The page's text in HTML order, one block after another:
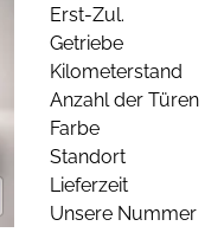
Erst-Zul.
Getriebe
Kilometerstand
Anzahl der Türen
Farbe
Standort
Lieferzeit
Unsere Nummer